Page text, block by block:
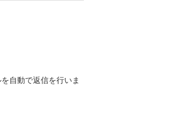
自動で返信を行いま